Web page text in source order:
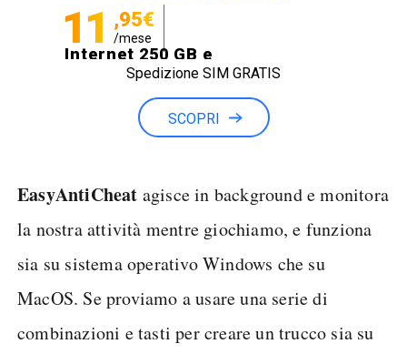
11 ,95€
/mese
Internet 250 GB e
Minuti illimitati
Spedizione SIM GRATIS
SCOPRI
EasyAntiCheat agisce in background e monitora
la nostra attività mentre giochiamo, e funziona
sia su sistema operativo Windows che su
MacOS. Se proviamo a usare una serie di
combinazioni e tasti per creare un trucco sia su